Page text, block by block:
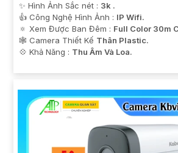
✨ Hình Ảnh Sắc nét : 3k .
👍 Công Nghệ Hình Ảnh : IP Wifi.
🔅 Xem Được Ban Đêm : Full Color 30m
🕸️ Camera Thiết Kế Thân Plastic.
️💠 Khả Năng : Thu Âm Và Loa.